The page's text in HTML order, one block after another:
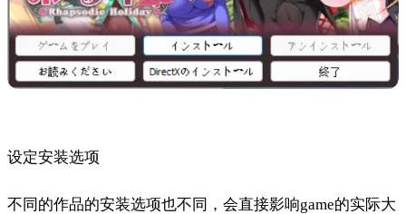
设定安装选项
不同的作品的安装选项也不同，会直接影响game的实际大